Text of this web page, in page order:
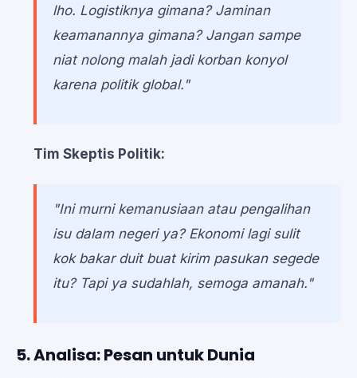
lho. Logistiknya gimana? Jaminan
keamanannya gimana? Jangan sampe
niat nolong malah jadi korban konyol
karena politik global."
Tim Skeptis Politik:
"Ini murni kemanusiaan atau pengalihan
isu dalam negeri ya? Ekonomi lagi sulit
kok bakar duit buat kirim pasukan segede
itu? Tapi ya sudahlah, semoga amanah."
5. Analisa: Pesan untuk Dunia